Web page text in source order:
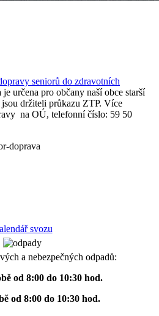
seniorů do zdravotních
určena pro občany naší obce starší
držiteli průkazu ZTP. Více
na OÚ, telefonní číslo: 59 50
svozu
a nebezpečných odpadů:
od 8:00 do 10:30 hod.
od 8:00 do 10:30 hod.